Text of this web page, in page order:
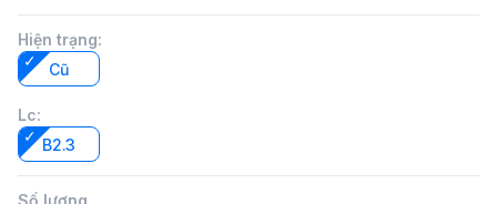
Hiện trạng:
Cũ
Lc:
B2.3
Số lượng